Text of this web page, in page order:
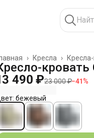
Кресла ›
›
490 ₽23 000 ₽−41%
бежевый